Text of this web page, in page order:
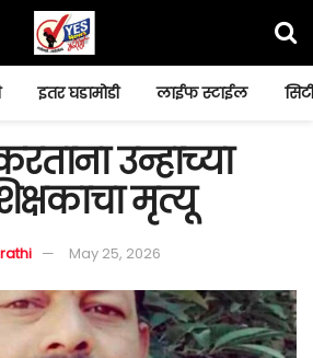
इतर घडामोडी लाईफ स्टाईल
उन्हाच्या
मृत्यू
May 25, 2026